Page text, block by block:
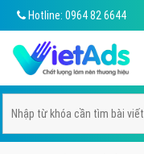
Hotline: 0964 82 6644